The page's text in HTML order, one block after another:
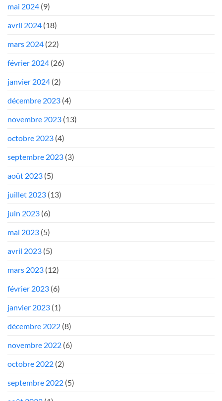
mai 2024 (9)
avril 2024 (18)
mars 2024 (22)
février 2024 (26)
janvier 2024 (2)
décembre 2023 (4)
novembre 2023 (13)
octobre 2023 (4)
septembre 2023 (3)
août 2023 (5)
juillet 2023 (13)
juin 2023 (6)
mai 2023 (5)
avril 2023 (5)
mars 2023 (12)
février 2023 (6)
janvier 2023 (1)
décembre 2022 (8)
novembre 2022 (6)
octobre 2022 (2)
septembre 2022 (5)